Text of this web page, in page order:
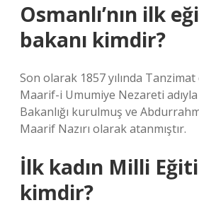
Osmanlı’nın ilk
bakanı kimdir?
Son olarak 1857 yılında
Maarif-i Umumiye Nezareti
Bakanlığı kurulmuş ve
Maarif Nazırı olarak atanmıştır.
İlk kadın Milli
kimdir?